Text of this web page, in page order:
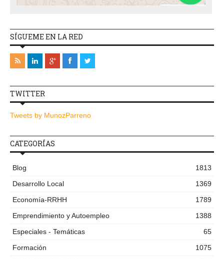
SÍGUEME EN LA RED
TWITTER
Tweets by MunozParreno
CATEGORÍAS
Blog
1813
Desarrollo Local
1369
Economía-RRHH
1789
Emprendimiento y Autoempleo
1388
Especiales - Temáticas
65
Formación
1075